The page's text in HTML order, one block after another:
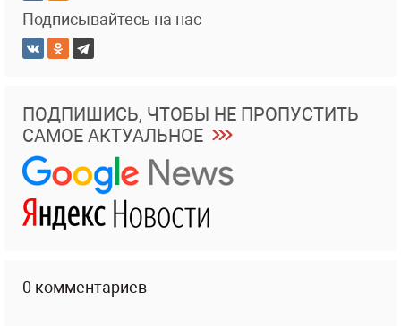
Подписывайтесь на нас
ПОДПИШИСЬ, ЧТОБЫ НЕ ПРОПУСТИТЬ
САМОЕ АКТУАЛЬНОЕ
0 комментариев